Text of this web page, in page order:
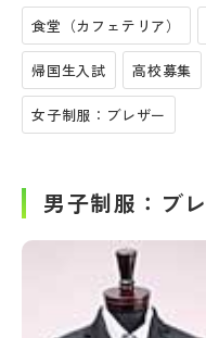
食堂（カフェテリア）
帰国生入試 高校募集
女子制服：ブレザー
男子制服：ブ